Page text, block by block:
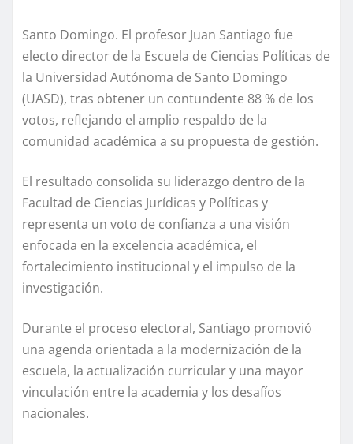
Santo Domingo. El profesor Juan Santiago fue
electo director de la Escuela de Ciencias Políticas de
la Universidad Autónoma de Santo Domingo
(UASD), tras obtener un contundente 88 % de los
votos, reflejando el amplio respaldo de la
comunidad académica a su propuesta de gestión.
El resultado consolida su liderazgo dentro de la
Facultad de Ciencias Jurídicas y Políticas y
representa un voto de confianza a una visión
enfocada en la excelencia académica, el
fortalecimiento institucional y el impulso de la
investigación.
Durante el proceso electoral, Santiago promovió
una agenda orientada a la modernización de la
escuela, la actualización curricular y una mayor
vinculación entre la academia y los desafíos
nacionales.